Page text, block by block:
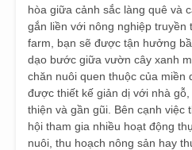
hòa giữa cảnh sắc làng quê và
gắn liền với nông nghiệp truyền
farm, bạn sẽ được tận hưởng
dạo bước giữa vườn cây xanh
chăn nuôi quen thuộc của miền
được thiết kế giản dị với nhà
thiện và gần gũi. Bên cạnh việc
hội tham gia nhiều hoạt động
nuôi, thu hoạch nông sản hay